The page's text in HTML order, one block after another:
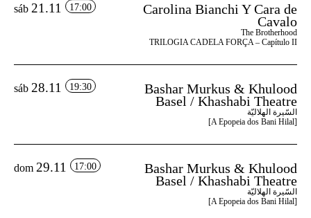
sáb 21.11 17:00
Carolina Bianchi Y Cara de
Cavalo
The Brotherhood
TRILOGIA CADELA FORÇA – Capítulo II
sáb 28.11 19:30
Bashar Murkus & Khulood
Basel / Khashabi Theatre
السّيرة الهلاليّة
[A Epopeia dos Bani Hilal]
dom 29.11 17:00
Bashar Murkus & Khulood
Basel / Khashabi Theatre
السّيرة الهلاليّة
[A Epopeia dos Bani Hilal]